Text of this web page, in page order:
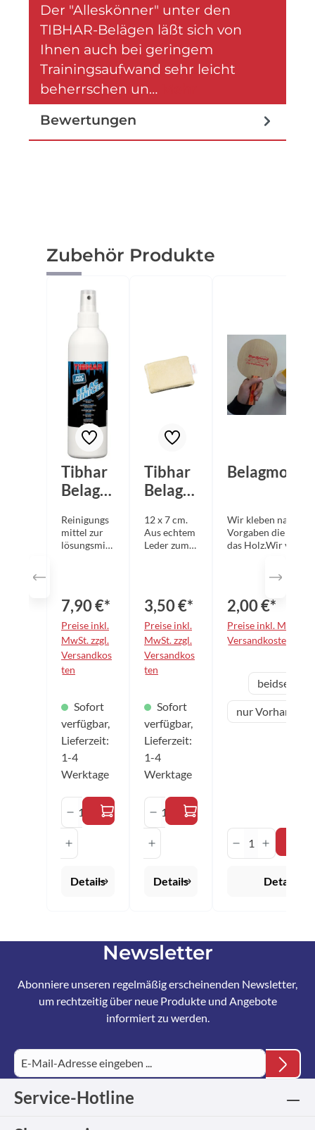
Der "Alleskönner" unter den
TIBHAR-Belägen läßt sich von
Ihnen auch bei geringem
Trainingsaufwand sehr leicht
beherrschen un…
Bewertungen
Produktgalerie überspringen
Zubehör Produkte
Tibhar
Belagre
Pumps
pray
Reinigungs
mittel zur
lösungsmitt
belägen
aller
Marken.
Der
wirksame
Reiniger
Haltbarkeit
und
Griffigkeit
der Beläge.
Mit dem
praktischen
lässt sich
die
Flüssigkeit
dosieren.
Anwendung
einsprühen,
Kunstleder-
Die übrige
Reinigungsfl
Schmutzpar
tikel mit der
saugfähigen
Chamoisled
erseite
7,90 €*
Preise inkl.
MwSt. zzgl.
Versandkos
ten
Sofort
verfügbar,
Lieferzeit:
1-4
Werktage
Produkt Anzahl: Gib den
Details
Tibhar
Belagre
sschwa
mm
12 x 7 cm.
Aus echtem
Leder zum
3,50 €*
Preise inkl.
MwSt. zzgl.
Versandkos
ten
Sofort
verfügbar,
Lieferzeit:
1-4
Werktage
Produkt Anzahl: Gib
Details
Wir kleben nach
Vorgaben die
das Holz.Wir
2,00 €*
Preise inkl. MwSt.
Versandkosten
Variante
beidseitig
nur Vorhand-
Produkt
Details
Newsletter
Abonniere unseren regelmäßig erscheinenden Newsletter,
um rechtzeitig über neue Produkte und Angebote
informiert zu werden.
Service-Hotline